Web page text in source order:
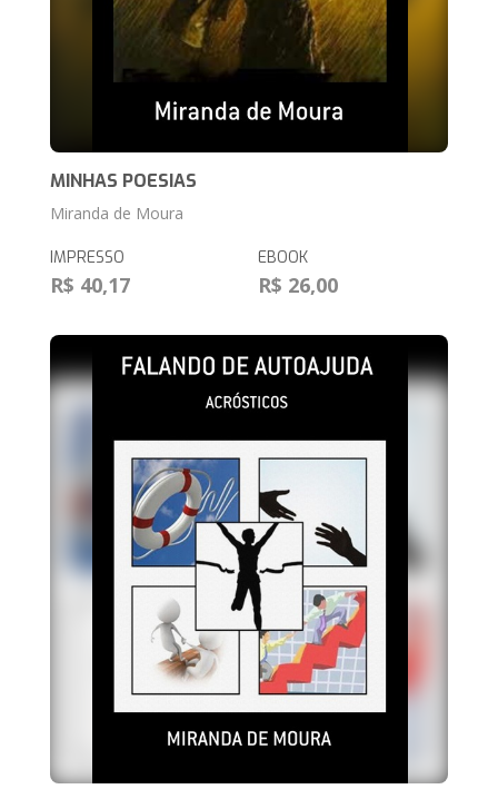
MINHAS POESIAS
Miranda de Moura
IMPRESSO
R$ 40,17
EBOOK
R$ 26,00